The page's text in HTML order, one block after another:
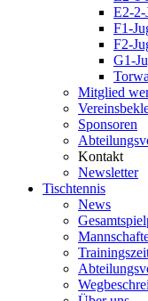
E2-2-
F1-
F2-
G1-
Mitglied
Sponsoren
Kontakt
Newsletter
Tischtennis
News